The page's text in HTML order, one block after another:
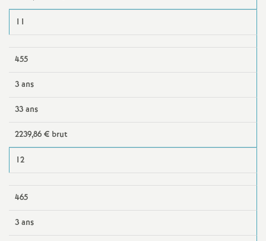
11
455
3 ans
33 ans
2239,86 € brut
12
465
3 ans